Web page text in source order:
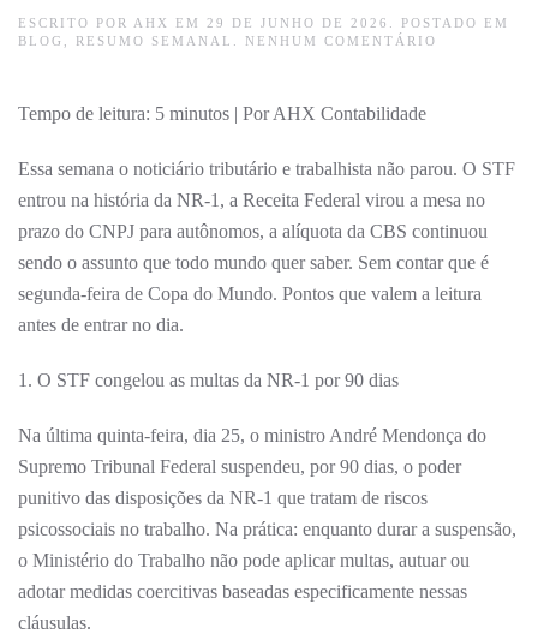
ESCRITO POR AHX EM 29 DE JUNHO DE 2026
. POSTADO EM
BLOG
RESUMO SEMANAL NENHUM COMENTÁRIO
JOGO
23/06
29/06/2026
Tempo de leitura: 5 minutos | Por AHX Contabilidade
Essa semana o noticiário tributário e trabalhista não parou. O STF
entrou na história da NR-1, a Receita Federal virou a mesa no
prazo do CNPJ para autônomos, a alíquota da CBS continuou
sendo o assunto que todo mundo quer saber. Sem contar que é
segunda-feira de Copa do Mundo. Pontos que valem a leitura
antes de entrar no dia.
1. O STF congelou as multas da NR-1 por 90 dias
Na última quinta-feira, dia 25, o ministro André Mendonça do
Supremo Tribunal Federal suspendeu, por 90 dias, o poder
punitivo das disposições da NR-1 que tratam de riscos
psicossociais no trabalho. Na prática: enquanto durar a suspensão,
o Ministério do Trabalho não pode aplicar multas, autuar ou
adotar medidas coercitivas baseadas especificamente nessas
cláusulas.